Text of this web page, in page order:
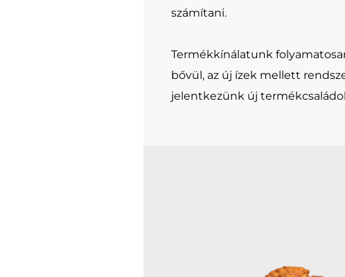
számítani.
Termékkínálatunk
bővül, az új ízek mellett
jelentkezünk új